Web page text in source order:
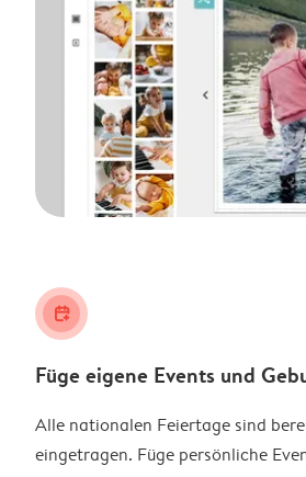
calendar_plus
Füge eigene Events und
Alle nationalen Feiertage sind
eingetragen. Füge persönliche